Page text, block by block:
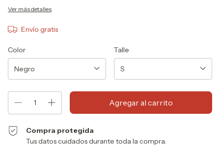
Ver más detalles
Envío gratis
Color Talle
Compra protegida
Tus datos cuidados durante toda la compra.